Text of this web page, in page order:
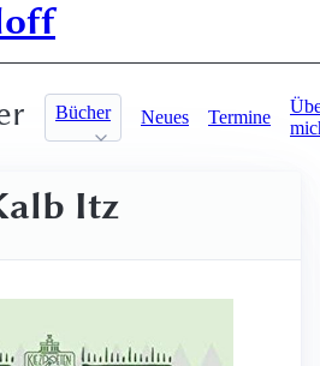
Bücher Neues Termine
Itz